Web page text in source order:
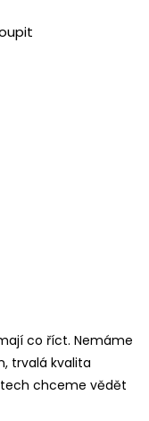
co říct. Nemáme
trvalá kvalita
chceme vědět